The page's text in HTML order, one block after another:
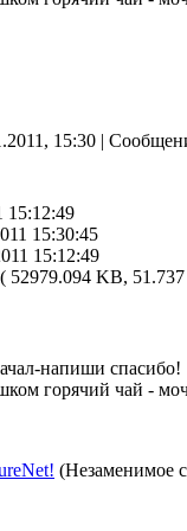
15:30 |
15:12:49
15:30:45
15:12:49
52979.094 KB,
напиши спасибо!
горячий чай -
(Незаменимое